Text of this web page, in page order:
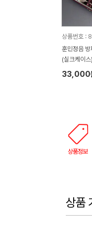
상품번호 :
훈민정음
(실크케이스)
33,000
상품정보
상품